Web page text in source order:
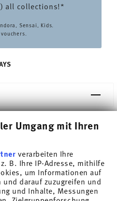
Umgang mit Ihren
verarbeiten Ihre
B. Ihre IP-Adresse, mithilfe
um Informationen auf
und darauf zuzugreifen und
und Inhalte, Messungen
all collections!*
Sensai, Kids.
- Cylindrical - Ø 22,0
Porcelain White
functionality and
designer duo